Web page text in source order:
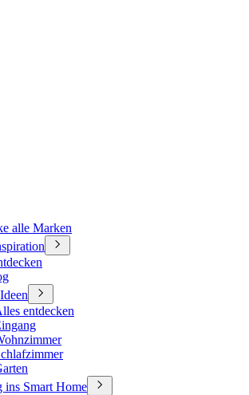
alle Marken
entdecken
ins Smart Home